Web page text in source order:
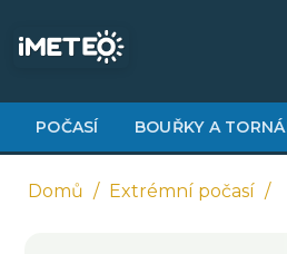
obsahu
POČASÍ BOUŘKY A
Domů Extrémní počasí